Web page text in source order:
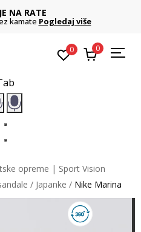
NA RATE
kamate Pogledaj više
0 0
opreme | Sport Vision
Japanke Nike Marina